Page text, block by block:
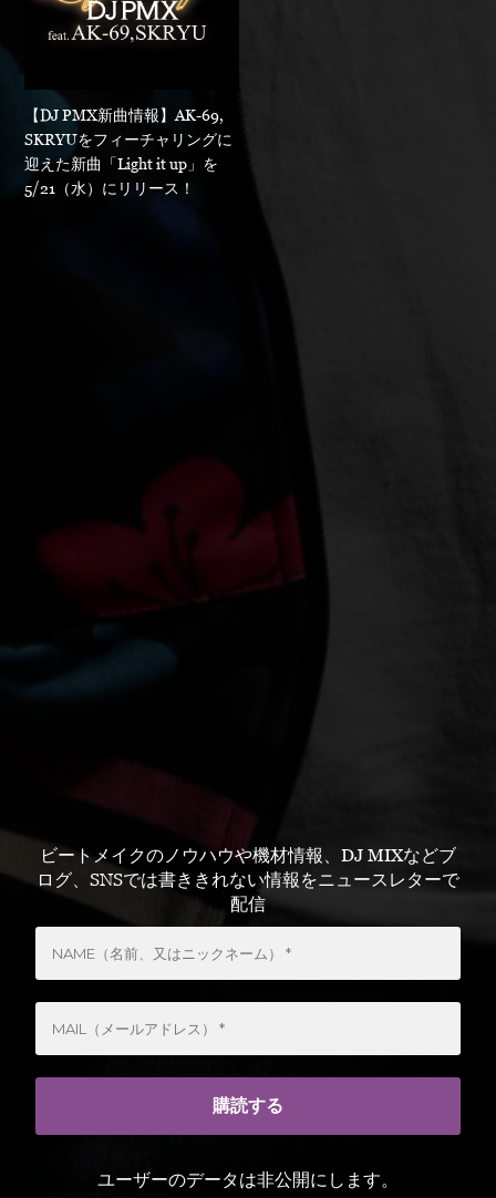
【DJ PMX新曲情報】AK-69,
SKRYUをフィーチャリングに
迎えた新曲「Light it up」を
5/21（水）にリリース！
ビートメイクのノウハウや機材情報、DJ MIXなどブ
ログ、SNSでは書ききれない情報をニュースレターで
配信
ユーザーのデータは非公開にします。